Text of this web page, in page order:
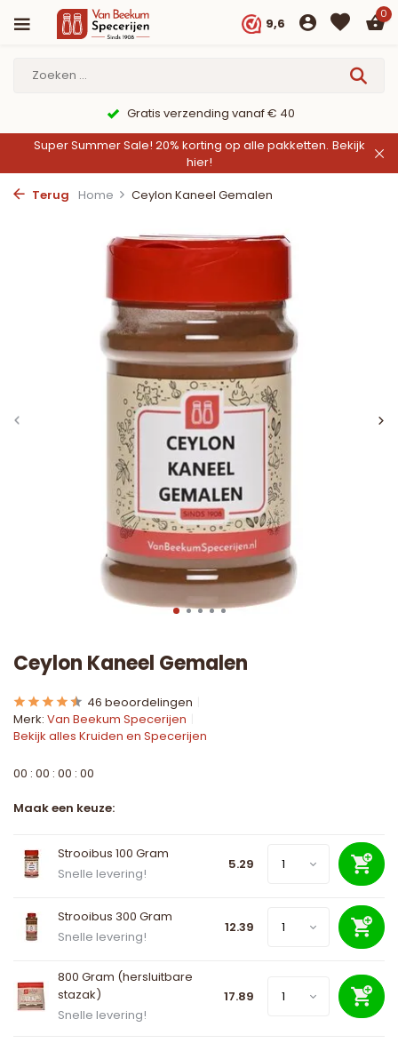
9,6
0
9,6/10 Webwinkelkeur ✔
Super Summer Sale! 20% korting op alle pakketten. Bekijk
hier!
Terug
Home Ceylon Kaneel Gemalen
Ceylon Kaneel Gemalen
46 beoordelingen
Merk: Van Beekum Specerijen
Bekijk alles Kruiden en Specerijen
00 : 00 : 00 : 00
Maak een keuze:
Strooibus 100 Gram
Snelle levering!
5.29
Strooibus 300 Gram
Snelle levering!
12.39
800 Gram (hersluitbare
stazak)
Snelle levering!
17.89